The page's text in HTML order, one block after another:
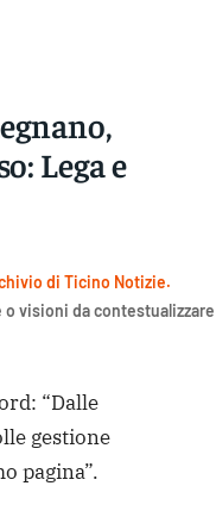
Lega e
di Ticino Notizie.
visioni da contestualizzare
“Dalle
gestione
pagina”.